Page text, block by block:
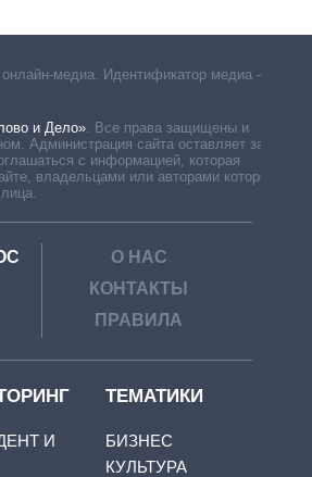
медиа. Идентификатор медиа –
и Дело». Все права защищены и
Администрация сайта оставляет за
с информацией, которая
владельцами или авторами которой
О НАС
КОНТАКТЫ
ПРАВИЛА
И
ТЕМАТИКИ
БИЗНЕС
КУЛЬТУРА